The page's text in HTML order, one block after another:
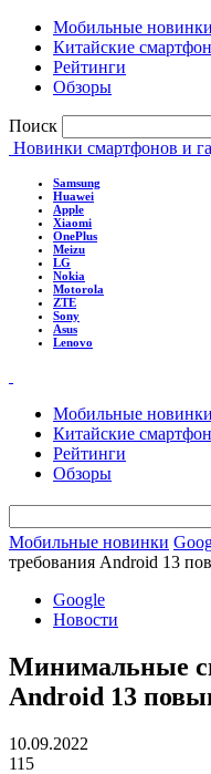
Мобильные новинки
Китайские
Рейтинги
Обзоры
Поиск
Новинки смартфонов и
Samsung
Huawei
Apple
Xiaomi
OnePlus
Meizu
LG
Nokia
Motorola
ZTE
Sony
Asus
Lenovo
Мобильные новинки
Китайские
Рейтинги
Обзоры
Мобильные новинки
требования Android 13
Google
Новости
Минимальные
Android 13
10.09.2022
115